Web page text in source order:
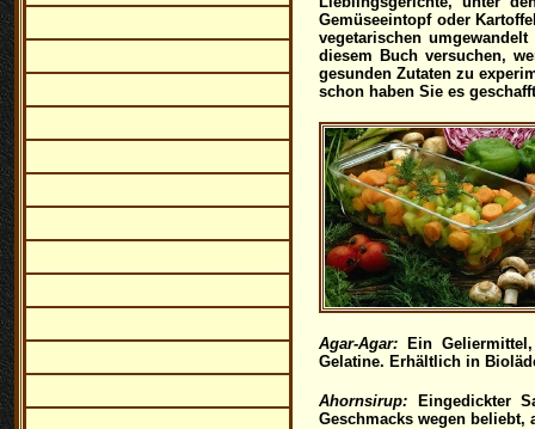
Gemüseeintopf oder
vegetarischen
diesem Buch versuchen,
gesunden Zutaten zu
schon haben Sie es
Agar-Agar: Ein
Gelatine. Erhältlich in
Ahornsirup: Eingedickter
Geschmacks wegen